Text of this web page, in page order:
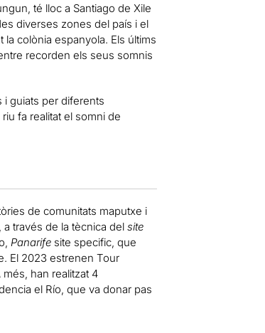
té lloc a Santiago de Xile
diverses zones del país i el
colònia espanyola. Els últims
recorden els seus somnis
guiats per diferents
fa realitat el somni de
de comunitats maputxe i
través de la tècnica del site
Panarife site specific, que
El 2023 estrenen Tour
han realitzat 4
el Río, que va donar pas